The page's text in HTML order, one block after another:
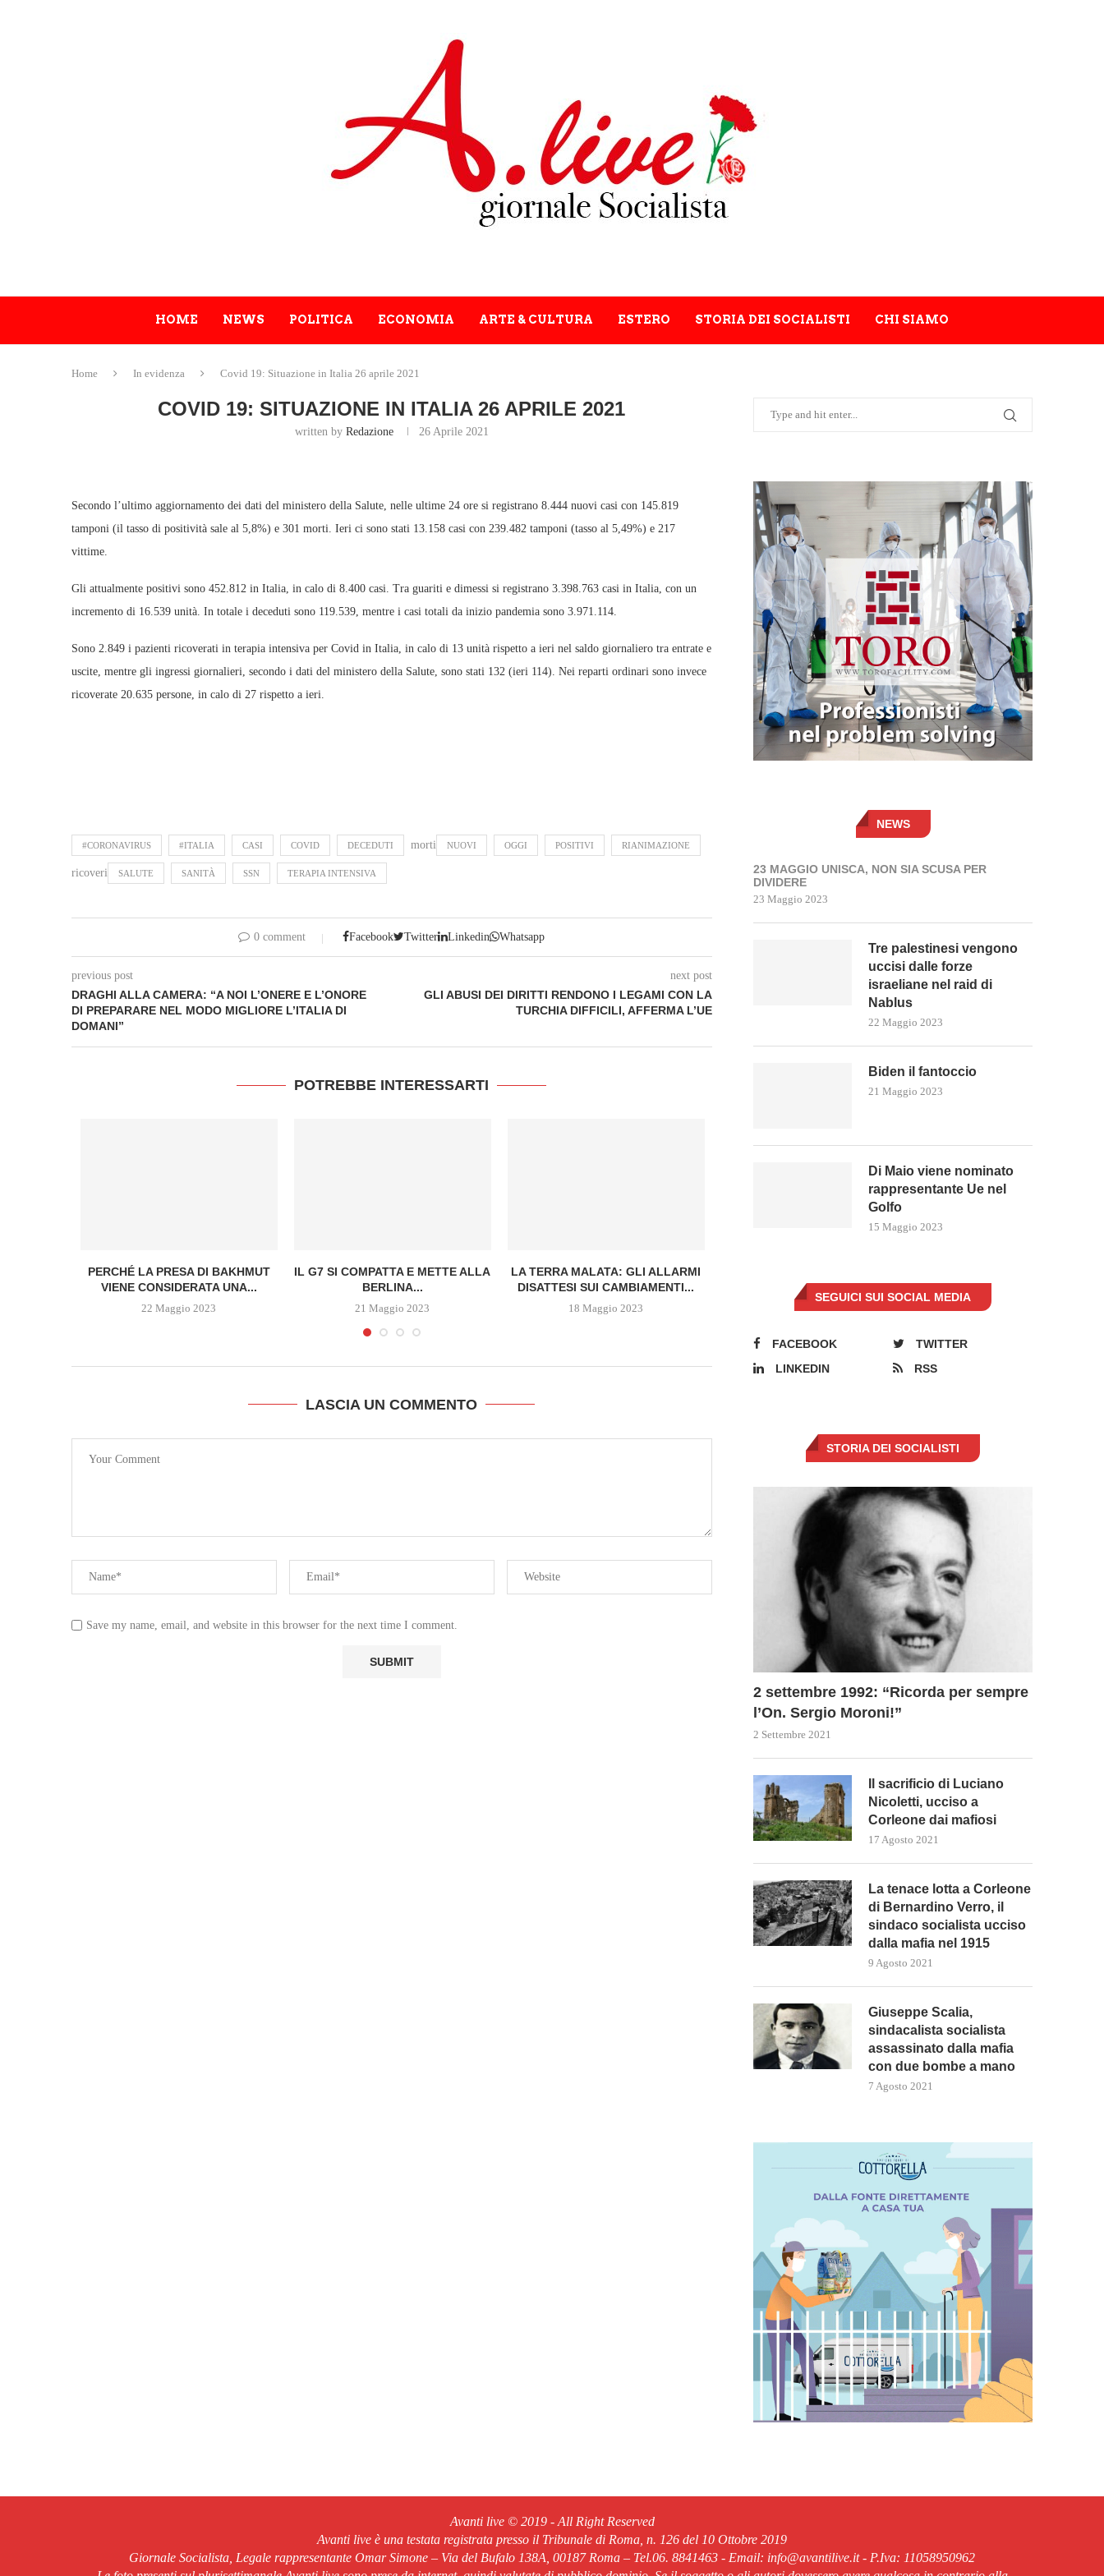
HOME NEWS POLITICA ECONOMIA ARTE & CULTURA ESTERO STORIA DEI SOCIALISTI CHI SIAMO
Home In evidenza Covid 19: Situazione in Italia 26 aprile 2021
COVID 19: SITUAZIONE IN ITALIA 26 APRILE 2021
written by Redazione 26 Aprile 2021
Secondo l’ultimo aggiornamento dei dati del ministero della Salute, nelle ultime 24 ore si registrano 8.444 nuovi casi con 145.819
tamponi (il tasso di positività sale al 5,8%) e 301 morti. Ieri ci sono stati 13.158 casi con 239.482 tamponi (tasso al 5,49%) e 217
vittime.
Gli attualmente positivi sono 452.812 in Italia, in calo di 8.400 casi. Tra guariti e dimessi si registrano 3.398.763 casi in Italia, con un
incremento di 16.539 unità. In totale i deceduti sono 119.539, mentre i casi totali da inizio pandemia sono 3.971.114.
Sono 2.849 i pazienti ricoverati in terapia intensiva per Covid in Italia, in calo di 13 unità rispetto a ieri nel saldo giornaliero tra entrate e
uscite, mentre gli ingressi giornalieri, secondo i dati del ministero della Salute, sono stati 132 (ieri 114). Nei reparti ordinari sono invece
ricoverate 20.635 persone, in calo di 27 rispetto a ieri.
#CORONAVIRUS #ITALIA CASI COVID DECEDUTI morti NUOVI OGGI POSITIVI RIANIMAZIONE
ricoveri SALUTE SANITÀ SSN TERAPIA INTENSIVA
0 comment Facebook Twitter Linkedin Whatsapp
previous post
DRAGHI ALLA CAMERA: “A NOI L’ONERE E L’ONORE
DI PREPARARE NEL MODO MIGLIORE L’ITALIA DI
DOMANI”
next post
GLI ABUSI DEI DIRITTI RENDONO I LEGAMI CON LA
TURCHIA DIFFICILI, AFFERMA L’UE
POTREBBE INTERESSARTI
PERCHÉ LA PRESA DI BAKHMUT
VIENE CONSIDERATA UNA...
22 Maggio 2023
IL G7 SI COMPATTA E METTE ALLA
BERLINA...
21 Maggio 2023
LA TERRA MALATA: GLI ALLARMI
DISATTESI SUI CAMBIAMENTI...
18 Maggio 2023
AUTORITARIA CHE PUZZA DI...
PREMIER SI INCHINA
LASCIA UN COMMENTO
Save my name, email, and website in this browser for the next time I comment.
NEWS
23 MAGGIO UNISCA, NON SIA SCUSA PER
DIVIDERE
23 Maggio 2023
Tre palestinesi vengono
uccisi dalle forze
israeliane nel raid di
Nablus
22 Maggio 2023
Biden il fantoccio
21 Maggio 2023
Di Maio viene nominato
rappresentante Ue nel
Golfo
15 Maggio 2023
SEGUICI SUI SOCIAL MEDIA
FACEBOOK
TWITTER
LINKEDIN
RSS
STORIA DEI SOCIALISTI
2 settembre 1992: “Ricorda per sempre
l’On. Sergio Moroni!”
2 Settembre 2021
Il sacrificio di Luciano
Nicoletti, ucciso a
Corleone dai mafiosi
17 Agosto 2021
La tenace lotta a Corleone
di Bernardino Verro, il
sindaco socialista ucciso
dalla mafia nel 1915
9 Agosto 2021
Giuseppe Scalia,
sindacalista socialista
assassinato dalla mafia
con due bombe a mano
7 Agosto 2021
Avanti live © 2019 - All Right Reserved
Avanti live è una testata registrata presso il Tribunale di Roma, n. 126 del 10 Ottobre 2019
Giornale Socialista, Legale rappresentante Omar Simone – Via del Bufalo 138A, 00187 Roma – Tel.06. 8841463 - Email: info@avantilive.it - P.Iva: 11058950962